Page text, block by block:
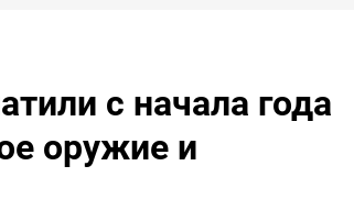
с начала года
оружие и